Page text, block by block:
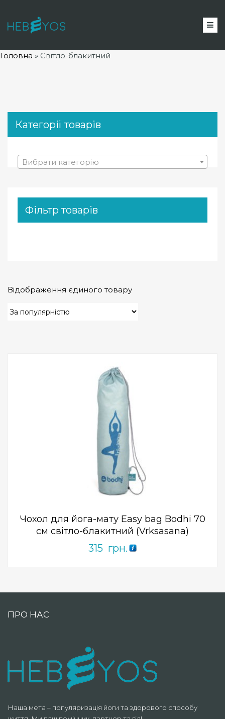
Головна » Світло-блакитний
Категорії товарів
Вибрати категорію
Фільтр товарів
Відображення єдиного товару
Чохол для йога-мату Easy bag Bodhi 70
см світло-блакитний (Vrksasana)
315 грн.
ПРИДБАТИ
Add to Wishlist
ПРО НАС
Наша мета – популяризація йоги та здорового способу